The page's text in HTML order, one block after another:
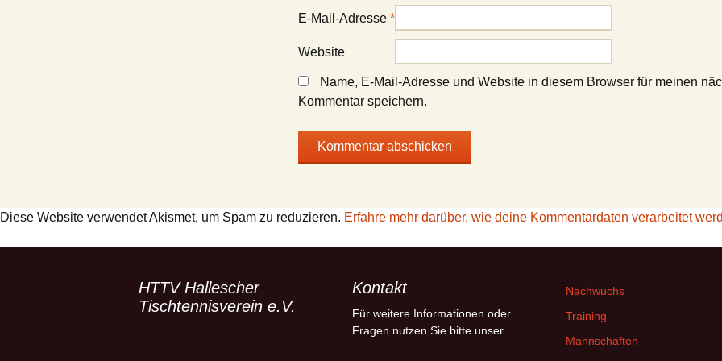
E-Mail-Adresse *
Website
Name, E-Mail-Adresse und Website in diesem Browser für meinen
Kommentar speichern.
Diese Website verwendet Akismet, um Spam zu reduzieren. Erfahre mehr darüber, wie deine Kommentardaten verarbeitet
HTTV Hallescher
Tischtennisverein e.V.
Kontakt
Für weitere Informationen oder
Fragen nutzen Sie bitte unser
Nachwuchs
Training
Mannschaften